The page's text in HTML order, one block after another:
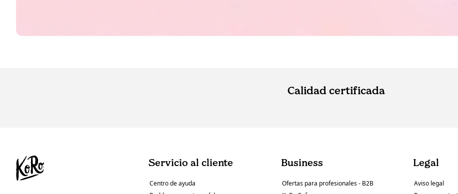
Calidad certificada
Servicio al cliente
Centro de ayuda
Business
Ofertas para profesionales - B2B
Legal
Aviso legal